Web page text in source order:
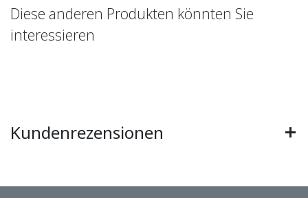
Diese anderen Produkten könnten Sie
interessieren
Kundenrezensionen